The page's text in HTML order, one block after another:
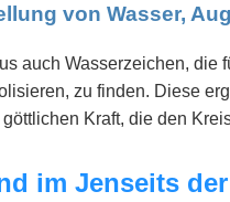
von Wasser,
auch Wasserzeichen,
zu finden. Diese
Kraft, die den
im Jenseits